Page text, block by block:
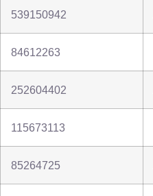
539150942
84612263
252604402
115673113
85264725